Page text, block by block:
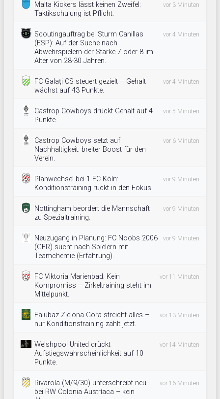
Malta Kickers lässt keinen Zweifel:
Taktikschulung ist Pflicht.
vor 3 Minuten
Scoutingauftrag bei Sturm Canillas
(ESP): Auf der Suche nach
Abwehrspielern der Stärke 7 oder 8 im
Alter von 28-30 Jahren.
vor 4 Minuten
FC Galați CS steuert gezielt – Gehalt
wächst auf 43 Punkte.
vor 4 Minuten
Castrop Cowboys drückt Gehalt auf 4
Punkte.
vor 5 Minuten
Castrop Cowboys setzt auf
Nachhaltigkeit: breiter Boost für den
Verein.
vor 6 Minuten
Planwechsel bei 1 FC Köln:
Konditionstraining rückt in den Fokus.
vor 9 Minuten
Nottingham beordert die Mannschaft
zu Spezialtraining.
vor 9 Minuten
Neuzugang in Planung: FC Noobs 2006
(GER) sucht nach Spielern mit
Teamchemie (Erfahrung).
vor 9 Minuten
FC Viktoria Marienbad: Kein
Kompromiss – Zirkeltraining steht im
Mittelpunkt.
vor 11 Minuten
Falubaz Zielona Gora streicht alles –
nur Konditionstraining zählt jetzt.
vor 13 Minuten
Welshpool United drückt
Aufstiegswahrscheinlichkeit auf 10
Punkte.
vor 14 Minuten
Rivarola (M/9/30) unterschreibt neu
bei RW Colonia Austríaca – kein
vor 16 Minuten